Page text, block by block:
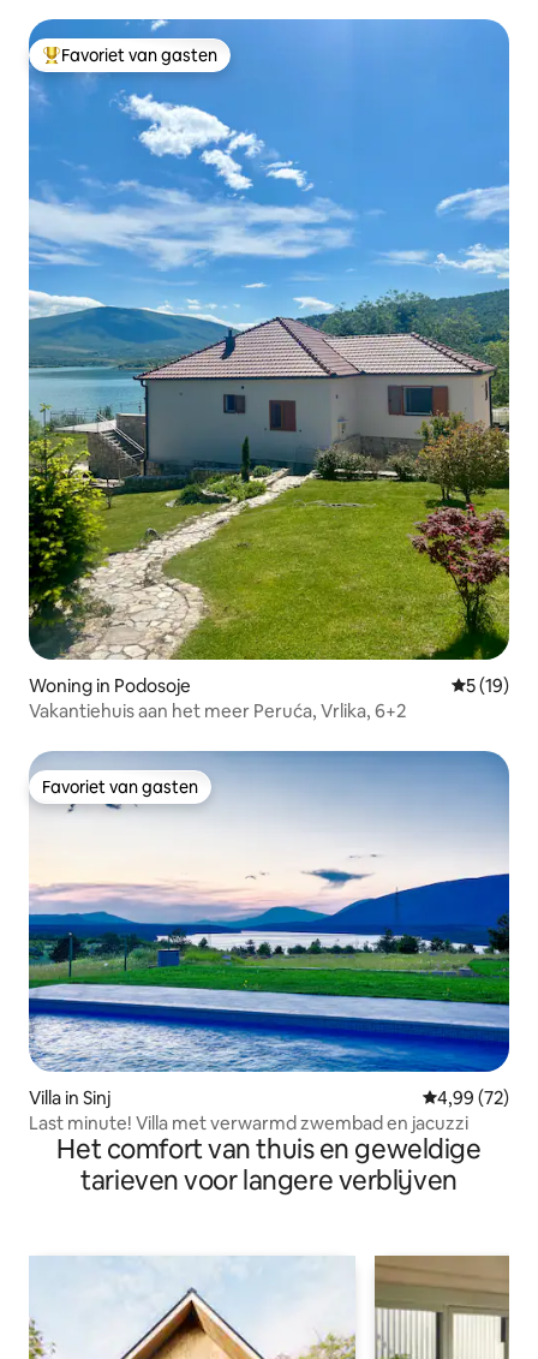
Topfavoriet van gasten
Favoriet van gasten
Woning in Podosoje
5 (19)
Vakantiehuis aan het meer Peruća, Vrlika, 6+2
Favoriet van gasten
Favoriet van gasten
Villa in Sinj Gemiddelde
4,99 (72)
Last minute! Villa met verwarmd zwembad en jacuzzi
Het comfort van thuis en geweldige
tarieven voor langere verblijven